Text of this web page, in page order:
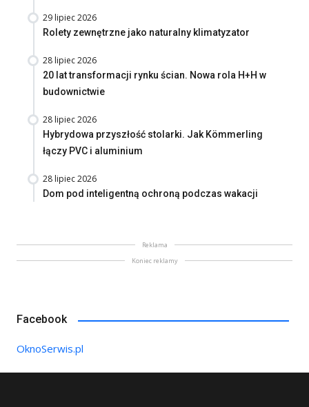
29 lipiec 2026
Rolety zewnętrzne jako naturalny klimatyzator
28 lipiec 2026
20 lat transformacji rynku ścian. Nowa rola H+H w
budownictwie
28 lipiec 2026
Hybrydowa przyszłość stolarki. Jak Kömmerling
łączy PVC i aluminium
28 lipiec 2026
Dom pod inteligentną ochroną podczas wakacji
Reklama
Koniec reklamy
Facebook
OknoSerwis.pl